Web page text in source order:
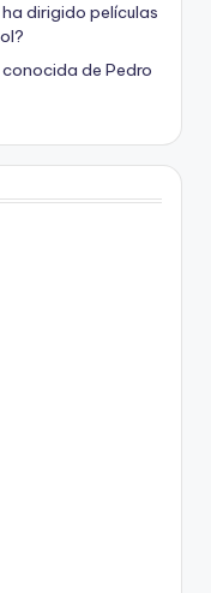
dirigido películas
conocida de Pedro